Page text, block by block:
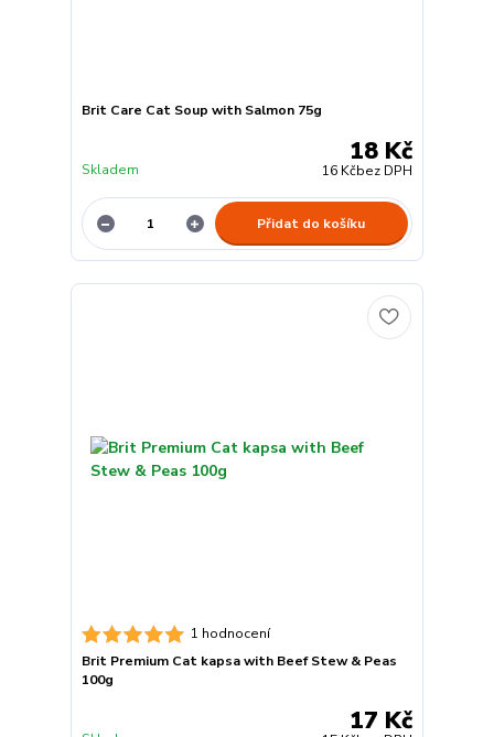
Brit Care Cat Soup with Salmon 75g
18 Kč
16 Kčbez DPH
Skladem
Přidat do košíku
1 hodnocení
Brit Premium Cat kapsa with Beef Stew & Peas
100g
17 Kč